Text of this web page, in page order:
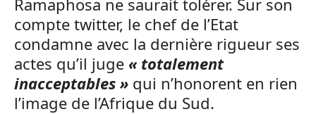
Ramaphosa ne saurait tolérer. Sur son
compte twitter, le chef de l’Etat
condamne avec la dernière rigueur ses
actes qu’il juge « totalement
inacceptables » qui n’honorent en rien
l’image de l’Afrique du Sud.